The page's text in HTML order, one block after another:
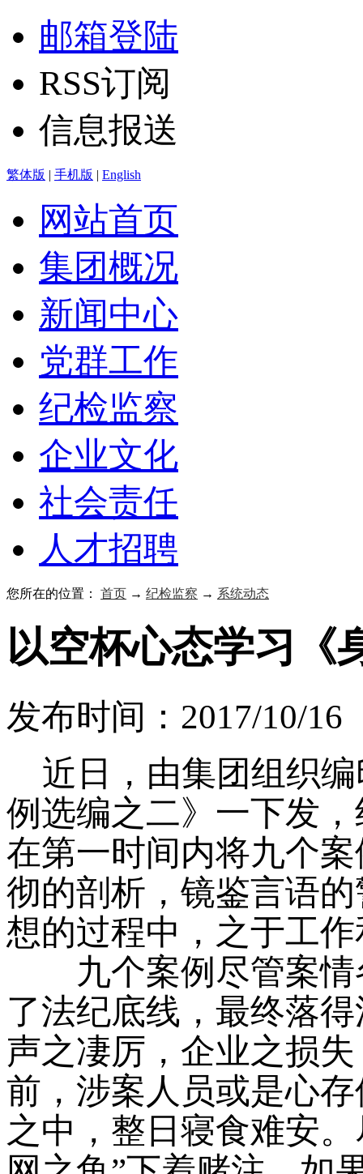
邮箱登陆
RSS订阅
信息报送
繁体版 | 手机版 | English
网站首页
集团概况
新闻中心
党群工作
纪检监察
企业文化
社会责任
人才招聘
您所在的位置： 首页 → 纪检监察 → 系统动态
以空杯心态学习《
发布时间：2017/10/
近日，由集团组织
例选编之二》一下发
在第一时间内将九个
彻的剖析，镜鉴言语
想的过程中，之于工
九个案例尽管案情
了法纪底线，最终落
声之凄厉，企业之损
前，涉案人员或是心
之中，整日寝食难安